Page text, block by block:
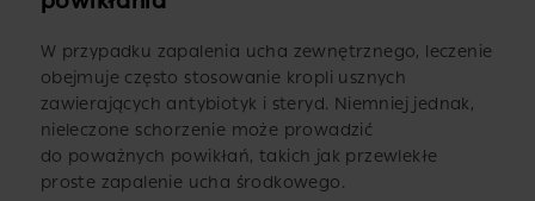
W przypadku zapalenia ucha zewnętrznego, leczenie
obejmuje często stosowanie kropli usznych
zawierających antybiotyk i steryd. Niemniej jednak,
nieleczone schorzenie może prowadzić
do poważnych powikłań, takich jak przewlekłe
proste zapalenie ucha środkowego.